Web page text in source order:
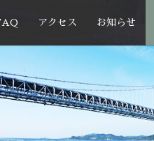
アクセス お知らせ